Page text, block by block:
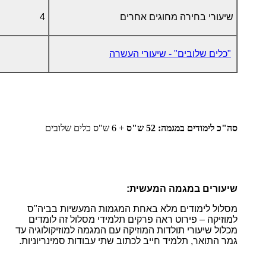
שיעורי בחירה מחוגים אחרים 4
"כלים שלובים" - שיעורי העשרה
סה"כ לימודים במגמה: 52 ש"ס + 6 ש"ס כלים שלובים
שיעורים במגמה המעשית:
מסלול לימודים מלא באחת המגמות המעשיות בביה"ס
למוזיקה – פירוט ראה פרקים תלמידי מסלול זה לומדים
מכלול שיעורי תולדות המוזיקה עם המגמה למוזיקולוגיה עד
גמר התואר, תלמיד חייב לכתוב שתי עבודות סמינריוניות.